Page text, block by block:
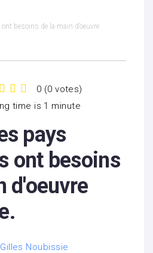
besoins de la main d’oeuvre
0 (0 votes)
time is 1 minute
pays
ont besoins
d'oeuvre
Gilles Noubissie